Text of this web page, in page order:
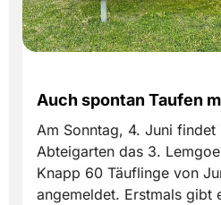
Auch spontan Taufen
Am Sonntag, 4. Juni findet
Abteigarten das 3.
Knapp 60 Täuflinge von
angemeldet. Erstmals gibt